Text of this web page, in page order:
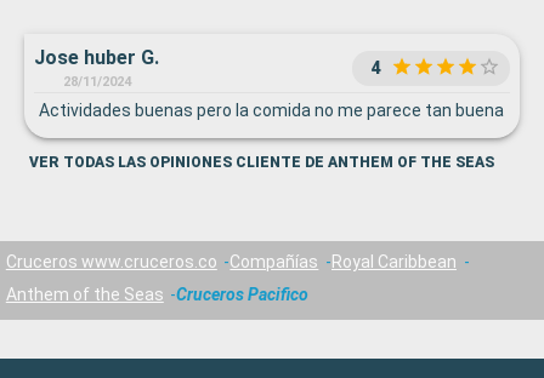
Jose huber G.
28/11/2024
4
Actividades buenas pero la comida no me parece tan buena
VER TODAS LAS OPINIONES CLIENTE DE ANTHEM OF THE SEAS
Cruceros www.cruceros.co Compañías
Royal Caribbean
Anthem of the Seas
Cruceros Pacifico